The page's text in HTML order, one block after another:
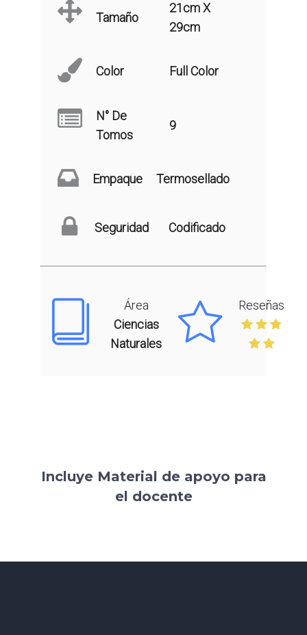
Tamaño
21cm X
29cm
Color Full Color
N° De
Tomos
9
Empaque Termosellado
Seguridad Codificado
Área
Ciencias
Naturales
Reseñas
Incluye Material de apoyo para
el docente